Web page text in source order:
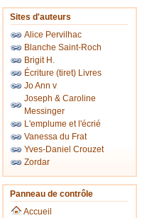
Sites d'auteurs
Alice Pervilhac
Blanche Saint-Roch
Brigit H.
Écriture (tiret) Livres
Jo Ann v
Joseph & Caroline
Messinger
L'emplume et l'écrié
Vanessa du Frat
Yves-Daniel Crouzet
Zordar
Panneau de contrôle
Accueil